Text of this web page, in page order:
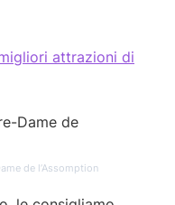
attrazioni di
de l’Assomption